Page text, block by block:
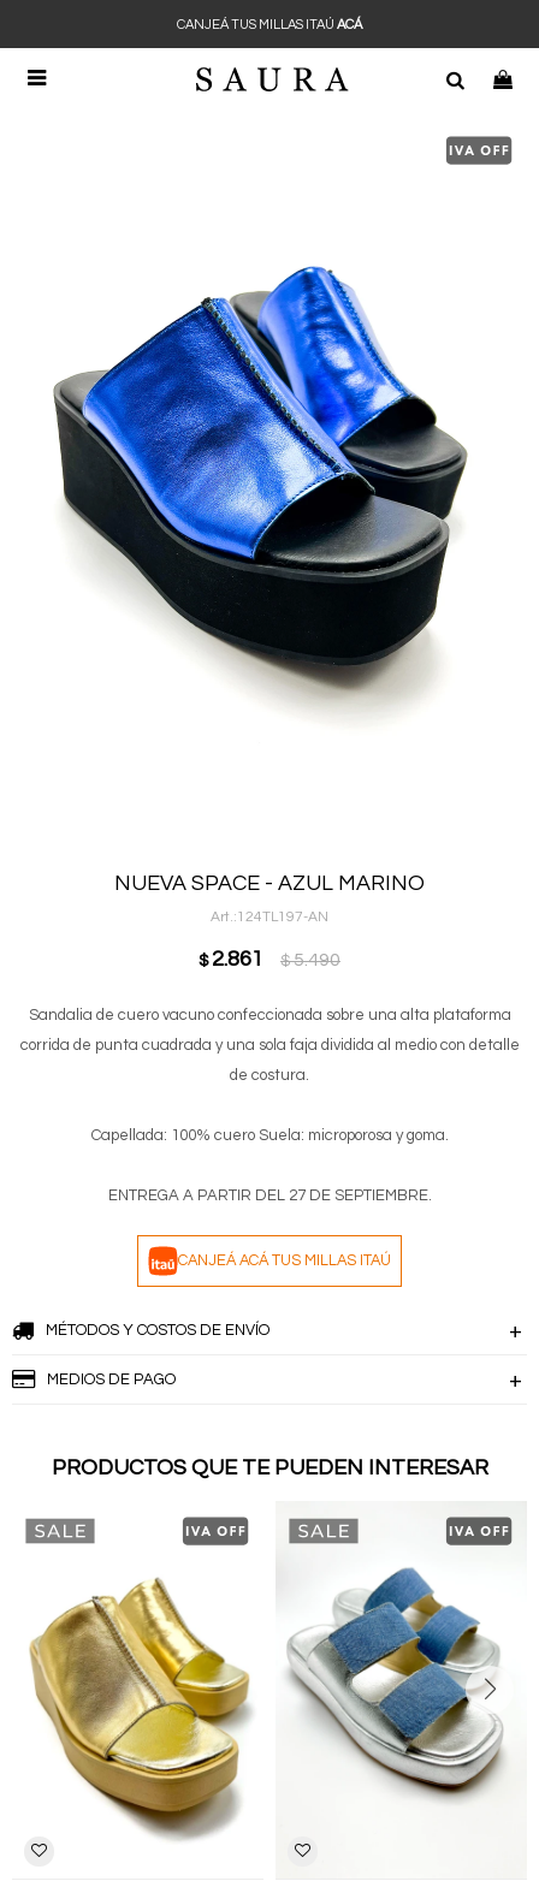

CANJEÁ TUS MILLAS ITAÚ ACÁ
NUEVA SPACE - AZUL MARINO
124TL197-AN
$ 2.861 $ 5.490
Sandalia de cuero vacuno confeccionada sobre una alta plataforma
corrida de punta cuadrada y una sola faja dividida al medio con detalle
de costura.
Capellada: 100% cuero Suela: microporosa y goma.
ENTREGA A PARTIR DEL 27 DE SEPTIEMBRE.
CANJEÁ ACÁ TUS MILLAS ITAÚ
MÉTODOS Y COSTOS DE ENVÍO
MEDIOS DE PAGO
PRODUCTOS QUE TE PUEDEN INTERESAR